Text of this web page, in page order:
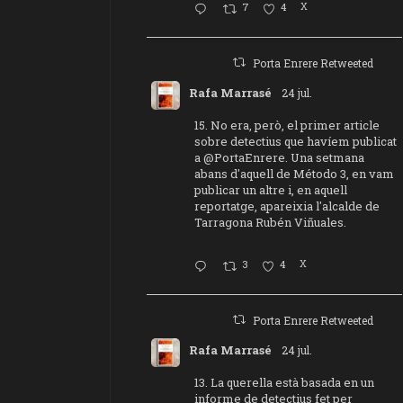
7 4 X
Porta Enrere Retweeted
Rafa Marrasé 24 jul.
15. No era, però, el primer article
sobre detectius que havíem publicat
a@PortaEnrere. Una setmana
abans d'aquell de Método 3, en vam
publicar un altre i, en aquell
reportatge, apareixia l'alcalde de
Tarragona Rubén Viñuales.
3 4 X
Porta Enrere Retweeted
Rafa Marrasé 24 jul.
13. La querella està basada en un
informe de detectius fet per